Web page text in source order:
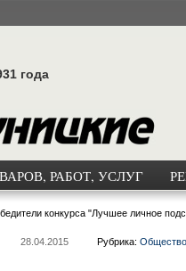
года
РАБОТ, УСЛУГ
конкурса "Лучшее личное
28.04.2015 Рубрика: Общество